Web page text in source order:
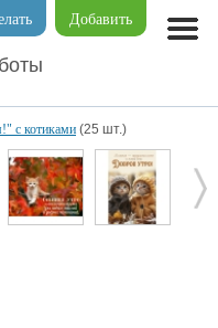
Добавить
с котиками (25 шт.)